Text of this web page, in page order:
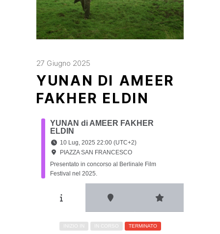
27 Giugno 2025
YUNAN DI AMEER
FAKHER ELDIN
YUNAN di AMEER FAKHER
ELDIN
10 Lug, 2025 22:00 (UTC+2)
PIAZZA SAN FRANCESCO
Presentato in concorso al Berlinale Film
Festival nel 2025.
INIZIO IN IN CORSO TERMINATO